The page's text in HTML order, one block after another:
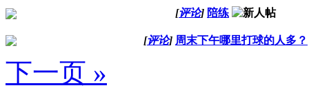
[评论] 陪练
[评论] 周末下午哪里打球的人多？
下一页 »